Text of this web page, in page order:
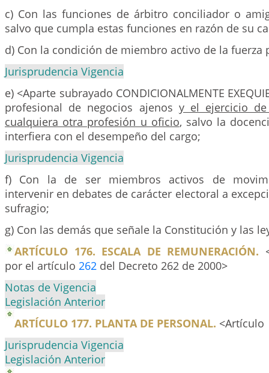
c) Con las funciones de árbitro conciliador o
salvo que cumpla estas funciones en razón de su
d) Con la condición de miembro activo de la fuerza
Jurisprudencia Vigencia
e) <Aparte subrayado CONDICIONALMENTE
profesional de negocios ajenos y el ejercicio
cualquiera otra profesión u oficio, salvo la
interfiera con el desempeño del cargo;
Jurisprudencia Vigencia
f) Con la de ser miembros activos de
intervenir en debates de carácter electoral a
sufragio;
g) Con las demás que señale la Constitución y las
ARTÍCULO 176. ESCALA DE REMUNERACIÓN.
por el artículo 262 del Decreto 262 de 2000>
Notas de Vigencia
Legislación Anterior
ARTÍCULO 177. PLANTA DE PERSONAL. <Artículo
Jurisprudencia Vigencia
Legislación Anterior